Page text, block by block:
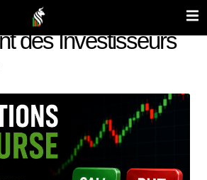
en Bourse :
des Investisseurs